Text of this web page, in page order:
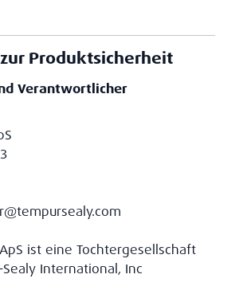
Produktsicherheit
Verantwortlicher
ist eine Tochtergesellschaft
Sealy International, Inc